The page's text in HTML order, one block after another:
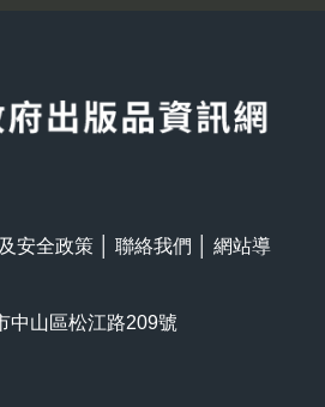
安全政策 聯絡我們
網站導
中山區松江路209號